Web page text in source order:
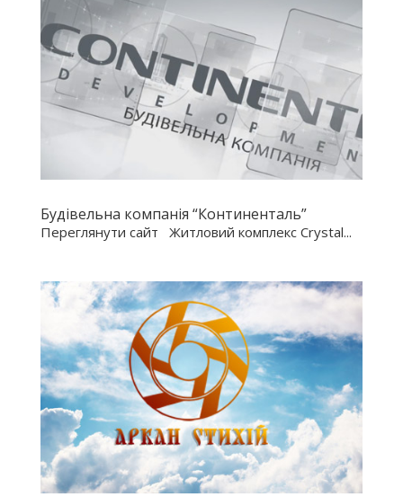
Будівельна компанія “Континенталь”
Переглянути сайт Житловий комплекс Crystal...